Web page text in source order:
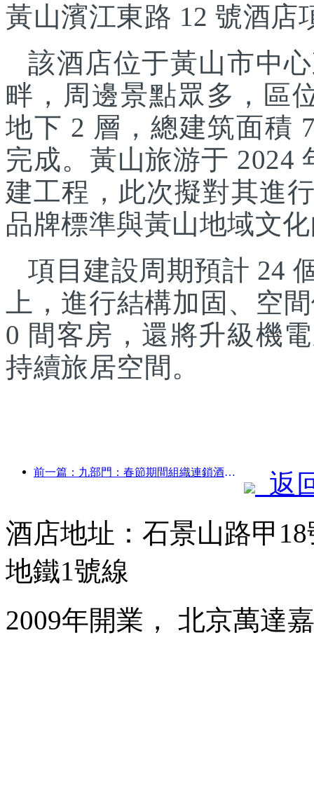
黃山濱江東路 12 號酒店
該酒店位于黃山市中
畔，周邊景點眾多，區
地下 2 層，總建筑面積
完成。黃山旅游于 2024
建工程，此次擬對其進
品牌標準與黃山地域文
項目建設周期預計 24
上，進行結構加固、空
0 間客房，還將升級機
持續旅居空間。
前一篇：九部門：春節期間組織連鎖酒店、精品民宿等推出優惠措施
返
酒店地址：石景山路甲
地鐵1號線
2009年開業， 北京萬